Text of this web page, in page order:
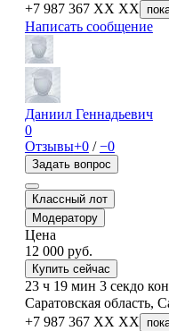
+7 987 367 XX XX
Написать сообщение
Даниил Геннадьевич
0
Отзывы+0/−0
Задать вопрос
Классный лот
Модератору
Цена
12 000 руб.
Купить сейчас
23 ч 19 мин 3 секдо
Саратовская область,
+7 987 367 XX XX